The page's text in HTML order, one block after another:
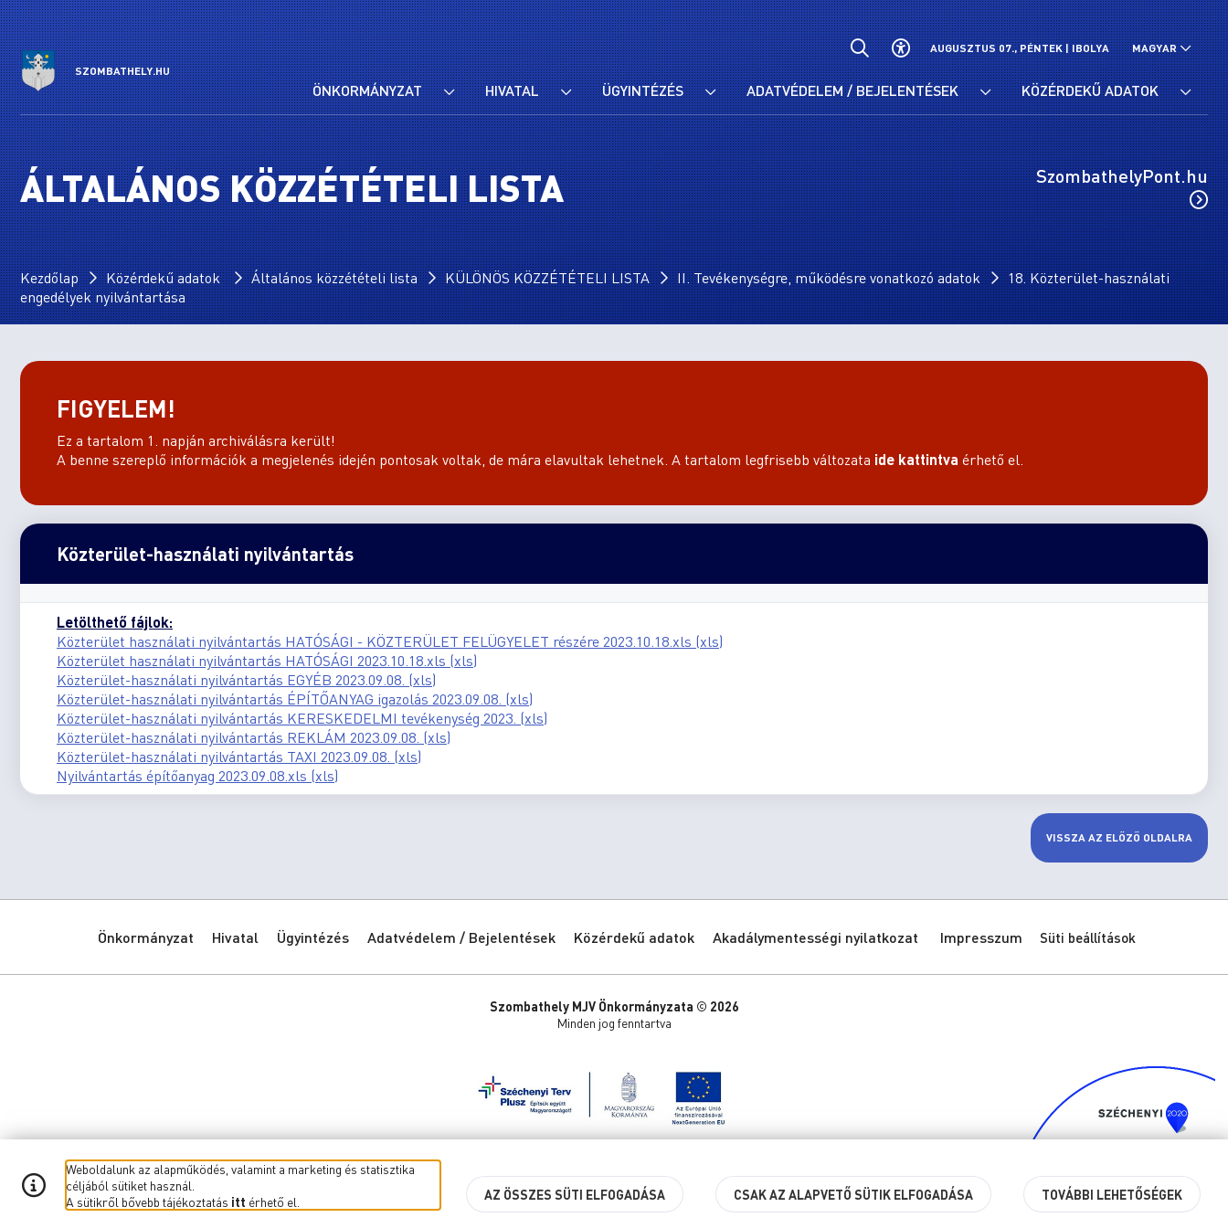
SZOMBATHELY.HU
AUGUSZTUS 07., PÉNTEK |IBOLYA MAGYAR
ÖNKORMÁNYZAT HIVATAL ÜGYINTÉZÉS ADATVÉDELEM / BEJELENTÉSEK KÖZÉRDEKŰ ADATOK
ÁLTALÁNOS KÖZZÉTÉTELI LISTA SzombathelyPont.hu
Kezdőlap Közérdekű adatok Általános közzétételi lista KÜLÖNÖS KÖZZÉTÉTELI LISTA II. Tevékenységre, működésre vonatkozó adatok
18. Közterület-használati
engedélyek nyilvántartása
FIGYELEM!
Ez a tartalom 1. napján archiválásra került!
A benne szereplő információk a megjelenés idején pontosak voltak, de mára elavultak lehetnek. A tartalom legfrisebb változata ide kattintva érhető el.
Közterület-használati nyilvántartás
Letölthető fájlok:
Közterület használati nyilvántartás HATÓSÁGI - KÖZTERÜLET FELÜGYELET részére 2023.10.18.xls (xls)
Közterület használati nyilvántartás HATÓSÁGI 2023.10.18.xls (xls)
Közterület-használati nyilvántartás EGYÉB 2023.09.08. (xls)
Közterület-használati nyilvántartás ÉPÍTŐANYAG igazolás 2023.09.08. (xls)
Közterület-használati nyilvántartás KERESKEDELMI tevékenység 2023. (xls)
Közterület-használati nyilvántartás REKLÁM 2023.09.08. (xls)
Közterület-használati nyilvántartás TAXI 2023.09.08. (xls)
Nyilvántartás építőanyag 2023.09.08.xls (xls)
VISSZA AZ ELŐZŐ OLDALRA
Önkormányzat Hivatal Ügyintézés Adatvédelem / Bejelentések Közérdekű adatok Akadálymentességi nyilatkozat Impresszum Süti beállítások
Szombathely MJV Önkormányzata © 2026
Minden jog fenntartva
Weboldalunk az alapműködés, valamint a marketing és statisztika
céljából sütiket használ.
A sütikről bővebb tájékoztatás itt érhető el. AZ ÖSSZES SÜTI ELFOGADÁSA CSAK AZ ALAPVETŐ SÜTIK ELFOGADÁSA TOVÁBBI LEHETŐSÉGEK